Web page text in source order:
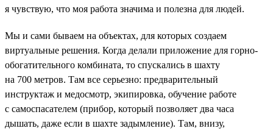
я чувствую, что моя работа значима и полезна для людей.
Мы и сами бываем на объектах, для которых создаем
виртуальные решения. Когда делали приложение для горно-
обогатительного комбината, то спускались в шахту
на 700 метров. Там все серьезно: предварительный
инструктаж и медосмотр, экипировка, обучение работе
с самоспасателем (прибор, который позволяет два часа
дышать, даже если в шахте задымление). Там, внизу,